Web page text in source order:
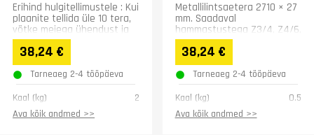
Erihind hulgitellimustele : Kui
plaanite tellida üle 10 tera,
võtke meiega ühendust ja
saame pakkuda teile
erihinda:...
38,24 €
Tarneaeg 2-4 tööpäeva
Kaal (kg)
2
Ava kõik andmed >>
Metallilintsaetera 2710 × 27
mm. Saadaval
hammastustega Z3/4, Z4/6,
Z5/8, Z6/10, Z8/12 ja Z10/14.
38,24 €
Tarneaeg 2-4 tööpäeva
Kaal (kg)
0.5
Ava kõik andmed >>